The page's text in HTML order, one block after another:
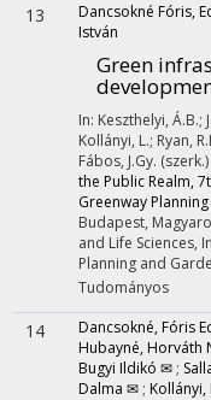
13 Dancsokné Fóris,
István
Green
In: Keszthelyi, Á.B.;
Kollányi, L.; Ryan,
Fábos, J.Gy. (szerk.)
the Public Realm,
Greenway
Budapest,
and Life Sciences,
Planning and
Tudományos
14 Dancsokné, Fóris
Hubayné, Horváth
Bugyi Ildikó ✉ ;
Dalma ✉ ;